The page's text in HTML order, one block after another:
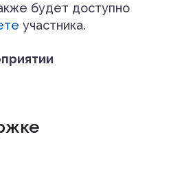
будет доступно
участника.